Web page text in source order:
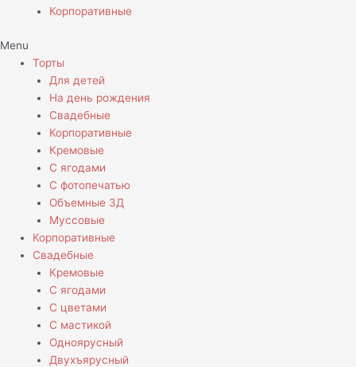
Корпоративные
Menu
Торты
Для детей
На день рождения
Свадебные
Корпоративные
Кремовые
С ягодами
С фотопечатью
Объемные 3Д
Муссовые
Корпоративные
Свадебные
Кремовые
С ягодами
С цветами
С мастикой
Одноярусный
Двухъярусный